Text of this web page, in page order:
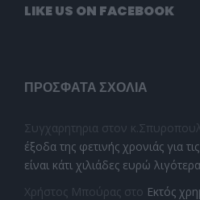
LIKE US ON FACEBOOK
ΠΡΌΣΦΑΤΑ ΣΧΌΛΙΑ
Συγχαρητηρια στον
έξοδα της φετινής χρονιάς για
είναι κάτι χιλιάδες ευρώ
Χρήστος Μπούρας στο Εκτός